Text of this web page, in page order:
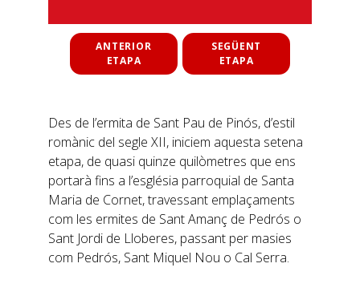
ANTERIOR
ETAPA
SEGÜENT
ETAPA
Des de l’ermita de Sant Pau de Pinós, d’estil
romànic del segle XII, iniciem aquesta setena
etapa, de quasi quinze quilòmetres que ens
portarà fins a l’església parroquial de Santa
Maria de Cornet, travessant emplaçaments
com les ermites de Sant Amanç de Pedrós o
Sant Jordi de Lloberes, passant per masies
com Pedrós, Sant Miquel Nou o Cal Serra.